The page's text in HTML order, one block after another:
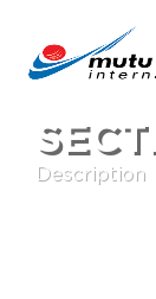
Description